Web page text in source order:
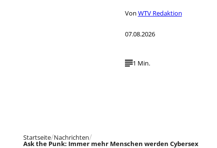
Von WTV Redaktion
07.08.2026
1 Min.
Startseite Nachrichten
Ask the Punk: Immer mehr Menschen werden Cybersex